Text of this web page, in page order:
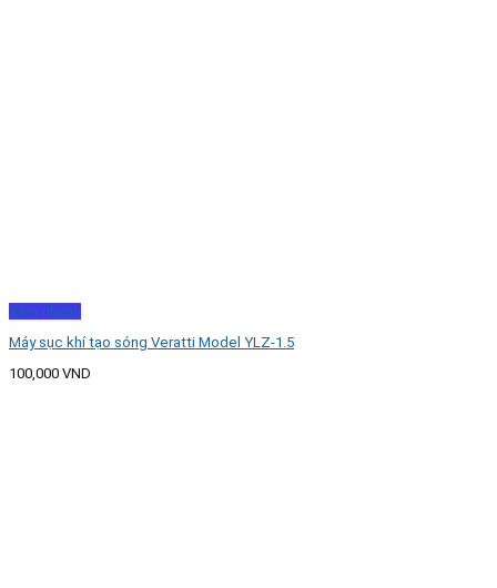
Xem nhanh
Máy sục khí tạo sóng Veratti Model YLZ-1.5
100,000 VND